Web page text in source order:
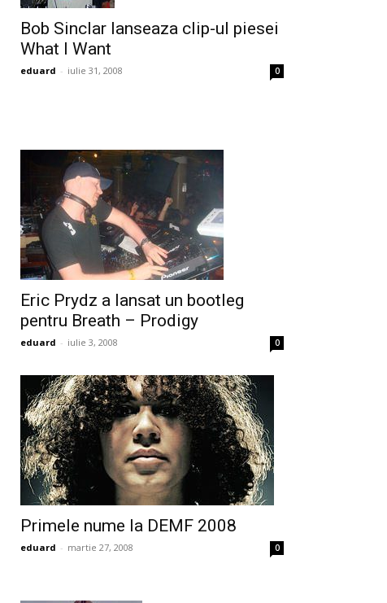
Bob Sinclar lanseaza clip-ul piesei
What I Want
eduard - iulie 31, 2008 0
Eric Prydz a lansat un bootleg
pentru Breath – Prodigy
eduard - iulie 3, 2008 0
Primele nume la DEMF 2008
eduard - martie 27, 2008 0